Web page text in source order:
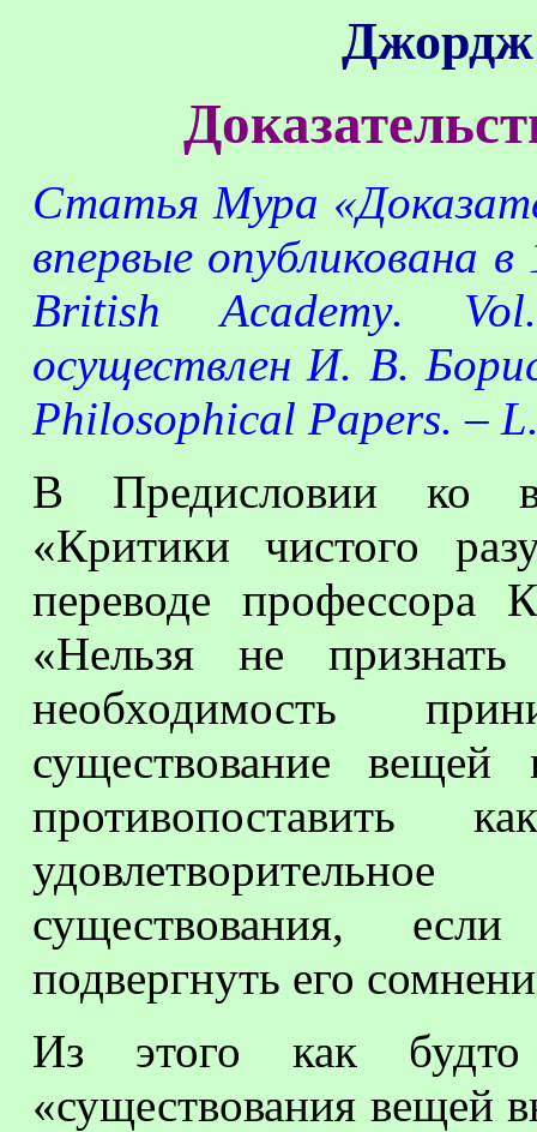
Статья Мура
впервые опубликована в
British
Academy. Vol.
осуществлен И. В.
Philosophical Papers. – L
В Предисловии ко
«Критики чистого
переводе
«Нельзя не
необходимость
существование
существования,
подвергнуть его
Из этого как будто
«существования вещей